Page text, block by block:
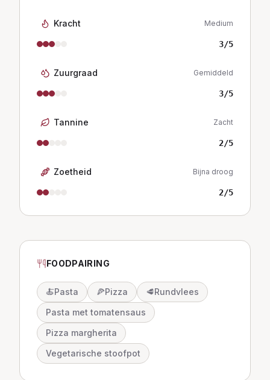
Kracht Medium
3/5
Zuurgraad Gemiddeld
3/5
Tannine Zacht
2/5
Zoetheid Bijna droog
2/5
FOODPAIRING
🍝Pasta 🍕Pizza 🥩Rundvlees
Pasta met tomatensaus
Pizza margherita
Vegetarische stoofpot